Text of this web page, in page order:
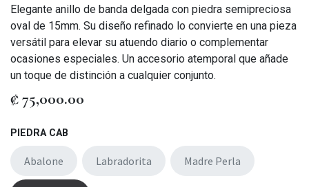
Elegante anillo de banda delgada con piedra semipreciosa
oval de 15mm. Su diseño refinado lo convierte en una pieza
versátil para elevar su atuendo diario o complementar
ocasiones especiales. Un accesorio atemporal que añade
un toque de distinción a cualquier conjunto.
₡75,000.00
PIEDRA CAB
Abalone Labradorita Madre Perla